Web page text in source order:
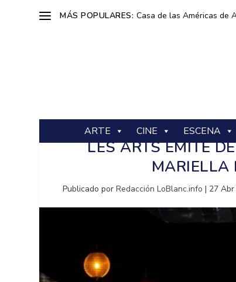
MÁS POPULARES: Casa de las Américas de
ARTE CINE ESCENA
LES ARTS EMITE
MARIELLA
Publicado porRedacción LoBlanc.info | 27